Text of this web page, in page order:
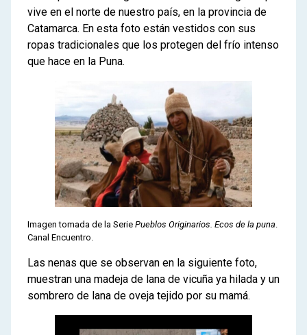
vive en el norte de nuestro país, en la provincia de
Catamarca. En esta foto están vestidos con sus
ropas tradicionales que los protegen del frío intenso
que hace en la Puna.
Imagen tomada de la Serie Pueblos Originarios. Ecos de la puna.
Canal Encuentro.
Las nenas que se observan en la siguiente foto,
muestran una madeja de lana de vicuña ya hilada y un
sombrero de lana de oveja tejido por su mamá.